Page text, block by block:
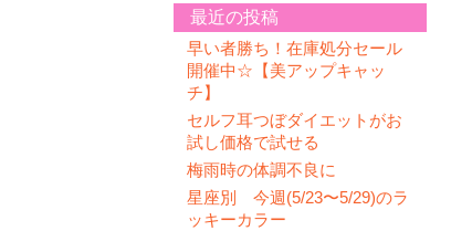
最近の投稿
早い者勝ち！在庫処分セール
開催中☆【美アップキャッ
チ】
セルフ耳つぼダイエットがお
試し価格で試せる
梅雨時の体調不良に
星座別 今週(5/23〜5/29)のラ
ッキーカラー